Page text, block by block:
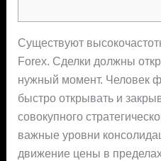
Существуют
Forex. Сделки должны
нужный момент. Человек
быстро открывать и
совокупного
важные уровни
движение цены в